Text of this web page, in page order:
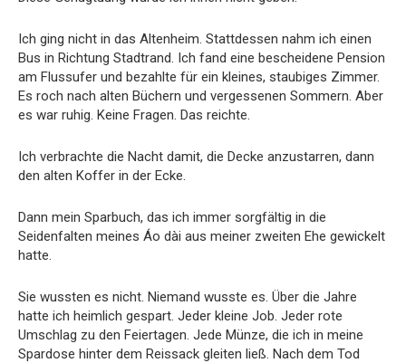
Ich ging nicht in das Altenheim. Stattdessen nahm ich einen
Bus in Richtung Stadtrand. Ich fand eine bescheidene Pension
am Flussufer und bezahlte für ein kleines, staubiges Zimmer.
Es roch nach alten Büchern und vergessenen Sommern. Aber
es war ruhig. Keine Fragen. Das reichte.
Ich verbrachte die Nacht damit, die Decke anzustarren, dann
den alten Koffer in der Ecke.
Dann mein Sparbuch, das ich immer sorgfältig in die
Seidenfalten meines Áo dài aus meiner zweiten Ehe gewickelt
hatte.
Sie wussten es nicht. Niemand wusste es. Über die Jahre
hatte ich heimlich gespart. Jeder kleine Job. Jeder rote
Umschlag zu den Feiertagen. Jede Münze, die ich in meine
Spardose hinter dem Reissack gleiten ließ. Nach dem Tod